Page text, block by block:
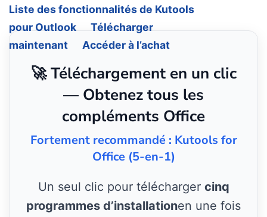
Liste des fonctionnalités de Kutools
pour Outlook
Télécharger
maintenant
Accéder à l’achat
🚀 Téléchargement en un clic
— Obtenez tous les
compléments Office
Fortement recommandé : Kutools for
Office (5-en-1)
Un seul clic pour télécharger cinq
programmes d’installationen une fois